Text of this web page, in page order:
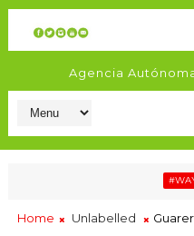
Agencia
#WAYUU
Home Unlabelled